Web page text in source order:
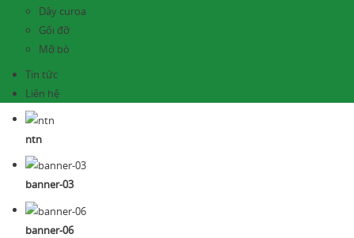
Dây curoa
Gối đỡ
Mỡ bò
Tin tức
Liên hệ
ntn
banner-03
banner-06